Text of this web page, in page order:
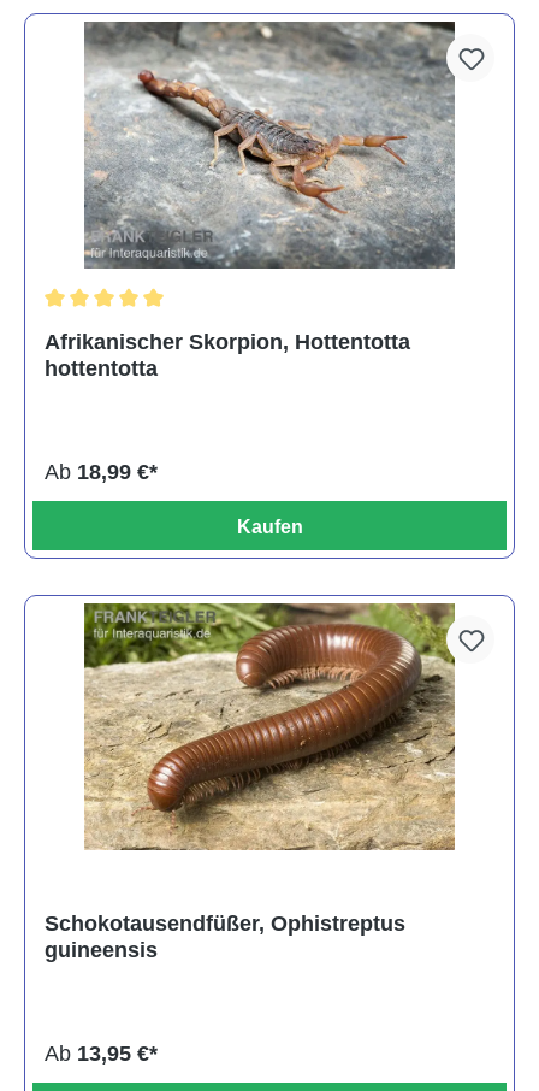
Afrikanischer Skorpion, Hottentotta
hottentotta
Ab 18,99 €*
Kaufen
Schokotausendfüßer, Ophistreptus
guineensis
Ab 13,95 €*